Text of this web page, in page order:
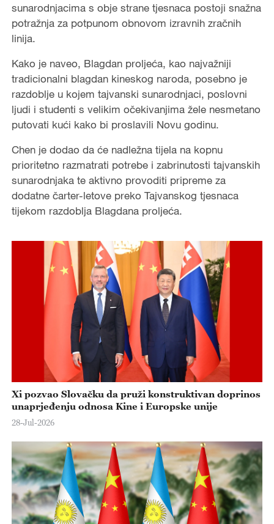
sunarodnjacima s obje strane tjesnaca postoji snažna
potražnja za potpunom obnovom izravnih zračnih
linija.
Kako je naveo, Blagdan proljeća, kao najvažniji
tradicionalni blagdan kineskog naroda, posebno je
razdoblje u kojem tajvanski sunarodnjaci, poslovni
ljudi i studenti s velikim očekivanjima žele nesmetano
putovati kući kako bi proslavili Novu godinu.
Chen je dodao da će nadležna tijela na kopnu
prioritetno razmatrati potrebe i zabrinutosti tajvanskih
sunarodnjaka te aktivno provoditi pripreme za
dodatne čarter-letove preko Tajvanskog tjesnaca
tijekom razdoblja Blagdana proljeća.
Xi pozvao Slovačku da pruži konstruktivan doprinos
unaprjeđenju odnosa Kine i Europske unije
28-Jul-2026